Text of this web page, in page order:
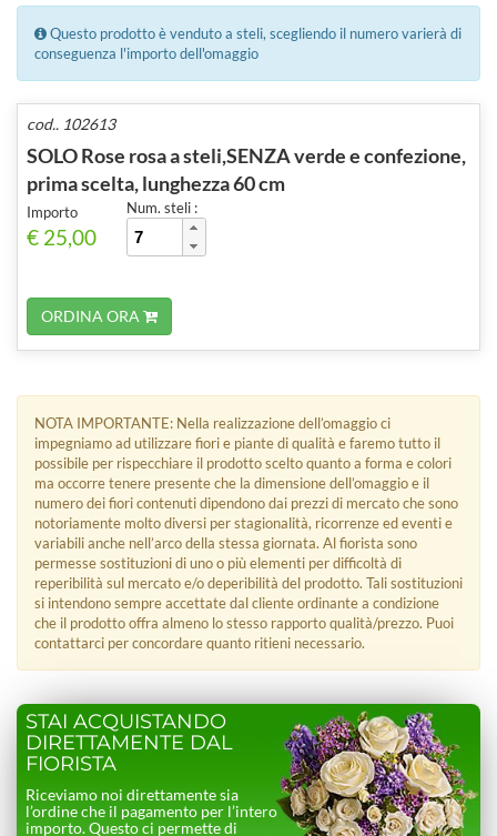
Questo prodotto è venduto a steli, scegliendo il numero varierà di
conseguenza l'importo dell'omaggio
cod.. 102613
SOLO Rose rosa a steli,SENZA verde e confezione,
prima scelta, lunghezza 60 cm
Importo
€ 25,00
Num. steli :
ORDINA ORA
NOTA IMPORTANTE: Nella realizzazione dell’omaggio ci
impegniamo ad utilizzare fiori e piante di qualità e faremo tutto il
possibile per rispecchiare il prodotto scelto quanto a forma e colori
ma occorre tenere presente che la dimensione dell’omaggio e il
numero dei fiori contenuti dipendono dai prezzi di mercato che sono
notoriamente molto diversi per stagionalità, ricorrenze ed eventi e
variabili anche nell’arco della stessa giornata. Al fiorista sono
permesse sostituzioni di uno o più elementi per difficoltà di
reperibilità sul mercato e/o deperibilità del prodotto. Tali sostituzioni
si intendono sempre accettate dal cliente ordinante a condizione
che il prodotto offra almeno lo stesso rapporto qualità/prezzo. Puoi
contattarci per concordare quanto ritieni necessario.
STAI ACQUISTANDO
DIRETTAMENTE DAL
FIORISTA
Riceviamo noi direttamente sia
l’ordine che il pagamento per l’intero
importo. Questo ci permette di